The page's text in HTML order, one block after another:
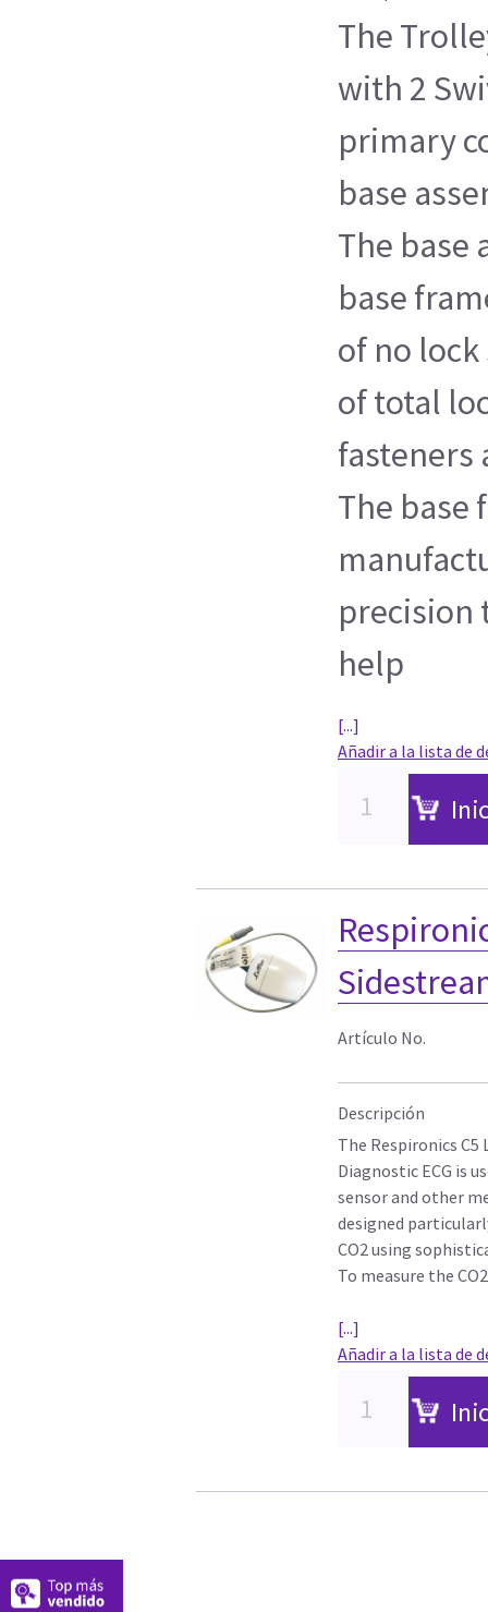
The
with 2
primary
base
The base
base
of no
of total
fasteners
The base
precision
help
[...]
Añadir a la lista de
Artículo No.
Descripción
The Respironics C5
Diagnostic ECG is
sensor and other
designed
CO2 using
To measure the
[...]
Añadir a la lista de